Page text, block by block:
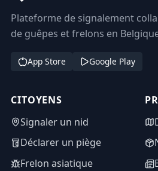
Plateforme de signalement
de guêpes et frelons en
App Store Google Play
CITOYENS
Signaler un nid
Déclarer un piège
Frelon asiatique